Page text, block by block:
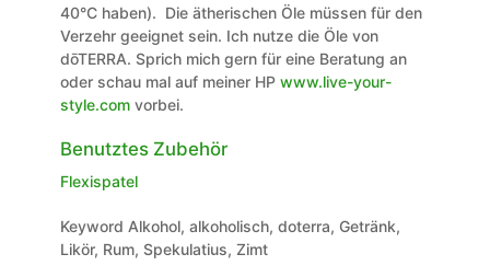
40°C haben). Die ätherischen Öle müssen für den
Verzehr geeignet sein. Ich nutze die Öle von
dōTERRA. Sprich mich gern für eine Beratung an
oder schau mal auf meiner HP www.live-your-
style.comvorbei.
Benutztes Zubehör
Flexispatel
Keyword Alkohol, alkoholisch, doterra, Getränk,
Likör, Rum, Spekulatius, Zimt